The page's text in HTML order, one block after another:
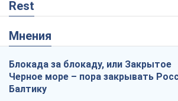
Rest
Мнения
Блокада за блокаду, или Закрытое
Черное море – пора закрывать
Балтику